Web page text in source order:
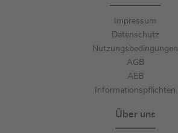
Impressum
Datenschutz
Nutzungsbedingungen
AGB
AEB
Informationspflichten
Über uns